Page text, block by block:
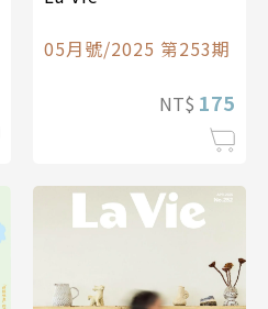
05月號/2025 第253期
NT$ 175